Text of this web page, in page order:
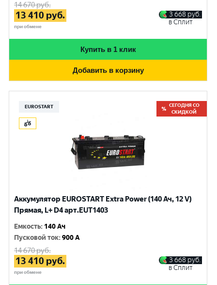
14 670руб.
13 410 руб.
при обмене
3 668 руб.
в Сплит
Купить в 1 клик
Добавить в корзину
EUROSTART
СЕГОДНЯ СО
СКИДКОЙ
Аккумулятор EUROSTART Extra Power (140 Ач, 12 V)
Прямая, L+ D4 арт.EUT1403
Емкость: 140 Ач
Пусковой ток:900 A
14 670руб.
13 410 руб.
при обмене
3 668 руб.
в Сплит